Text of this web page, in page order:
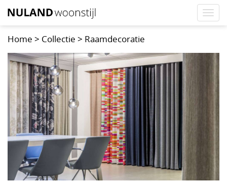
Home > Collectie > Raamdecoratie